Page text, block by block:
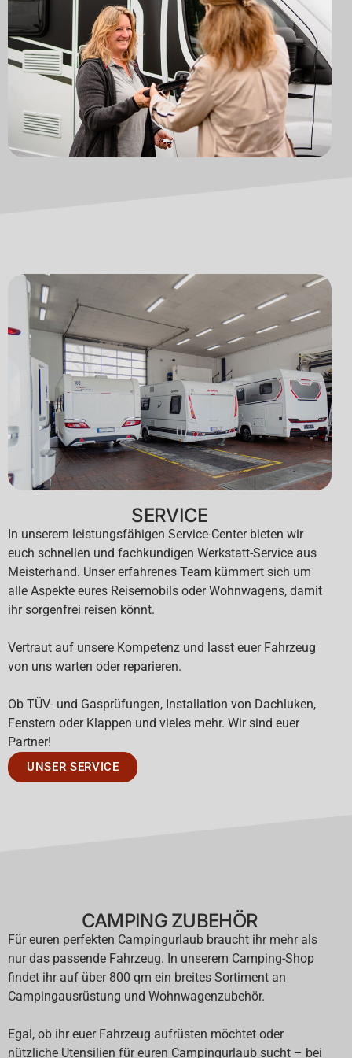
SERVICE
In unserem leistungsfähigen Service-Center bieten wir
euch schnellen und fachkundigen Werkstatt-Service aus
Meisterhand. Unser erfahrenes Team kümmert sich um
alle Aspekte eures Reisemobils oder Wohnwagens, damit
ihr sorgenfrei reisen könnt.
Vertraut auf unsere Kompetenz und lasst euer Fahrzeug
von uns warten oder reparieren.
Ob TÜV- und Gasprüfungen, Installation von Dachluken,
Fenstern oder Klappen und vieles mehr. Wir sind euer
Partner!
UNSER SERVICE
CAMPING ZUBEHÖR
Für euren perfekten Campingurlaub braucht ihr mehr als
nur das passende Fahrzeug. In unserem Camping-Shop
findet ihr auf über 800 qm ein breites Sortiment an
Campingausrüstung und Wohnwagenzubehör.
Egal, ob ihr euer Fahrzeug aufrüsten möchtet oder
nützliche Utensilien für euren Campingurlaub sucht – bei